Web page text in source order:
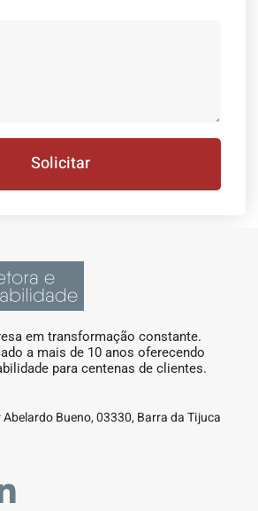
Solicitar
em transformação constante.
a mais de 10 anos oferecendo
para centenas de clientes.
Bueno, 03330, Barra da Tijuca